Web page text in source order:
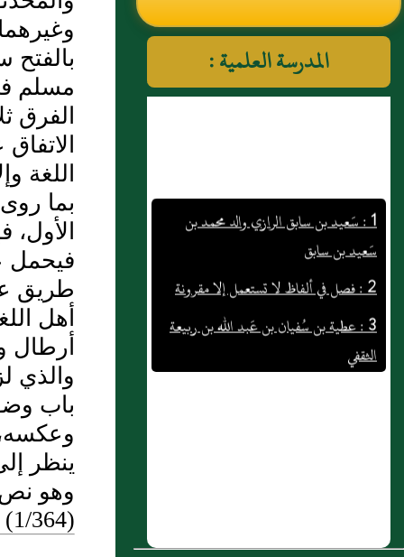
النووي رحمهم الله تعالى
المدرسة العلمية :
سَعيد بن سابق
2 : فصل في ألفاظ لا تستعمل إلا مقرونة
3 : عطية بن سُفيان بن عَبد الله بن ربيعة
الثقفي
4 : غضير بن سنان الضَّبّي
الفضل بن عباس بن ربيعة بن الحارث بن
مسلم
الفرق
اللغة
بما
الأول،
فيحمل
طريق
أهل
أرطال
والذي
باب
ينظر
وهو نص
(1/364)